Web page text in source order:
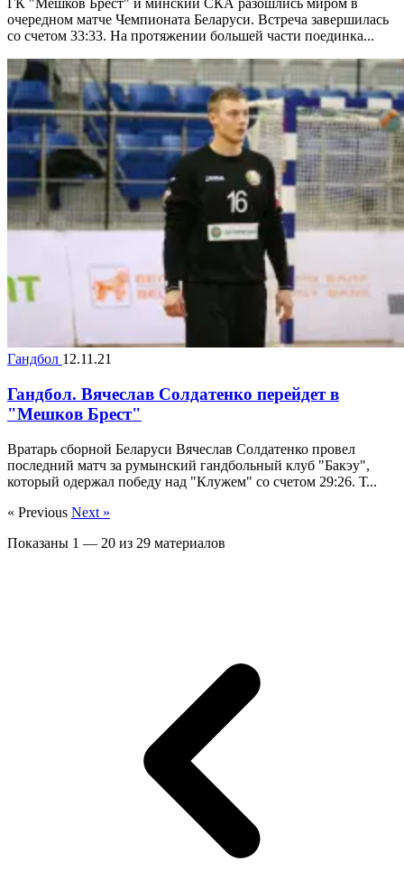
ГК "Мешков Брест" и минский СКА разошлись миром в
очередном матче Чемпионата Беларуси. Встреча завершилась
со счетом 33:33. На протяжении большей части поединка...
Гандбол 12.11.21
Гандбол. Вячеслав Солдатенко перейдет в
"Мешков Брест"
Вратарь сборной Беларуси Вячеслав Солдатенко провел
последний матч за румынский гандбольный клуб "Бакэу",
который одержал победу над "Клужем" со счетом 29:26. Т...
« Previous Next »
Показаны 1 — 20 из 29 материалов